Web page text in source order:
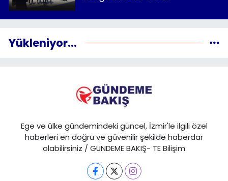
Yükleniyor...
Ege ve ülke gündemindeki güncel, İzmir'le ilgili özel
haberleri en doğru ve güvenilir şekilde haberdar
olabilirsiniz / GÜNDEME BAKIŞ- TE Bilişim